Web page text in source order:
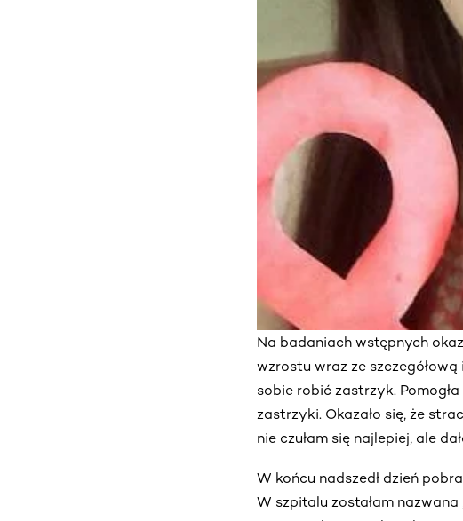
Na badaniach wstępnych
wzrostu wraz ze
sobie robić zastrzyk.
zastrzyki. Okazało się, że
nie czułam się najlepiej, ale
W końcu nadszedł dzień
W szpitalu zostałam